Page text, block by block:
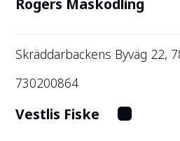
Skräddarbackens Byväg 22,
730200864
Vestlis Fiske